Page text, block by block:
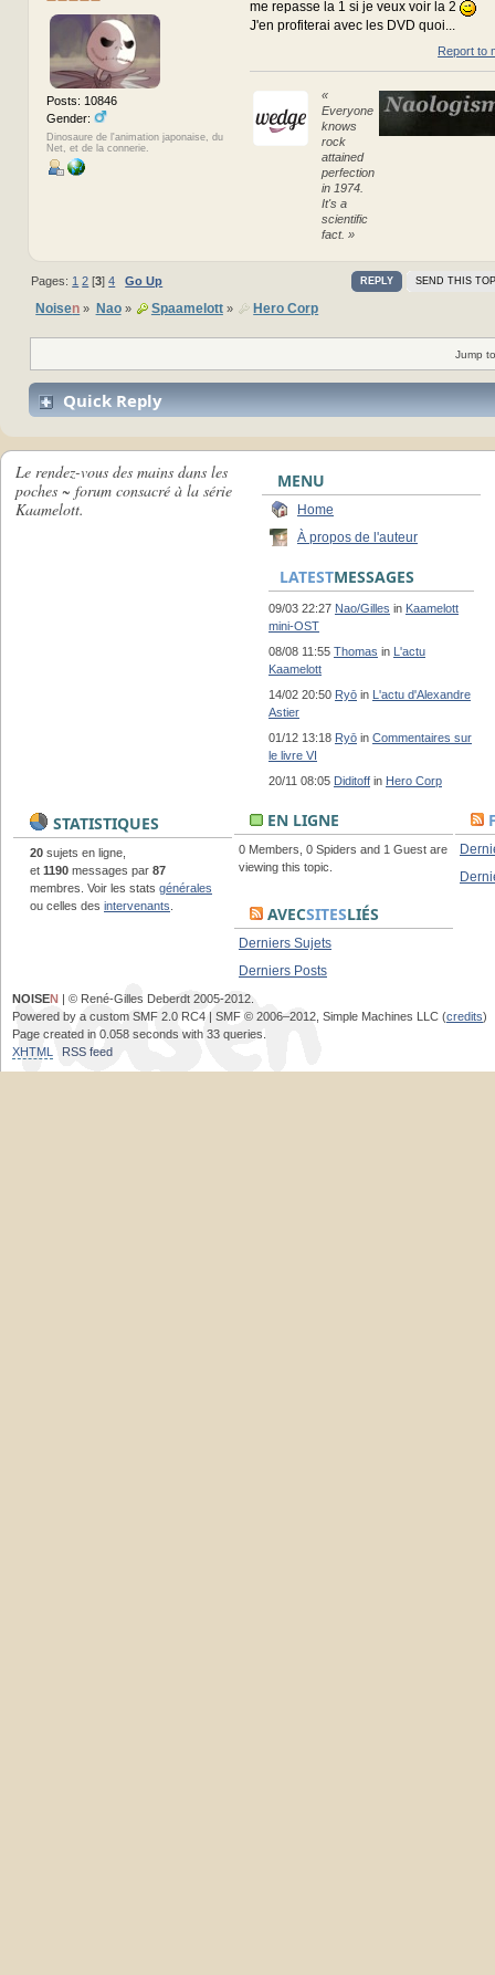
Posts: 10846
Gender:
Dinosaure de l'animation japonaise, du
Net, et de la connerie.
me repasse la 1 si je veux voir la 2
J'en profiterai avec les DVD quoi...
Report to
«
Everyone
knows
rock
attained
perfection
in 1974.
It's a
scientific
fact. »
REPLY SEND THIS
Pages: 1 2 [3]4 Go Up
Noisen » Nao» Spaamelott» Hero Corp
Jump
Quick Reply
Le rendez-vous des mains dans les
poches ~ forum consacré à la série
Kaamelott.
MENU
Home
À propos de l'auteur
LATESTMESSAGES
09/03 22:27 Nao/Gilles in Kaamelott
mini-OST
08/08 11:55 Thomas in L'actu
Kaamelott
14/02 20:50 Ryō in L'actu d'Alexandre
Astier
01/12 13:18 Ryō in Commentaires sur
le livre VI
20/11 08:05 Diditoff in Hero Corp
STATISTIQUES
20 sujets en ligne,
et 1190 messages par 87
membres. Voir les stats générales
ou celles des intervenants
EN LIGNE
0 Members, 0 Spiders and 1 Guest are
viewing this topic.
AVECSITESLIÉS
Derniers Sujets
Derniers Posts
NOISEN | © René-Gilles Deberdt 2005-2012.
Powered by a custom SMF 2.0 RC4 | SMF © 2006–2012, Simple Machines LLC (credits)
Page created in 0.058 seconds with 33 queries.
XHTML
RSS feed